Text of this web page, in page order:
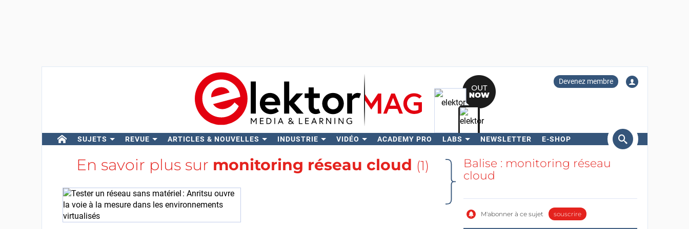
Devenez membre
SUJETS REVUE ARTICLES & NOUVELLES INDUSTRIE VIDÉO ACADEMY PRO LABS NEWSLETTER E-SHOP
Rechercher
En savoir plus sur monitoring réseau cloud (1)
Balise : monitoring réseau
cloud
M'abonner à ce sujet souscrire